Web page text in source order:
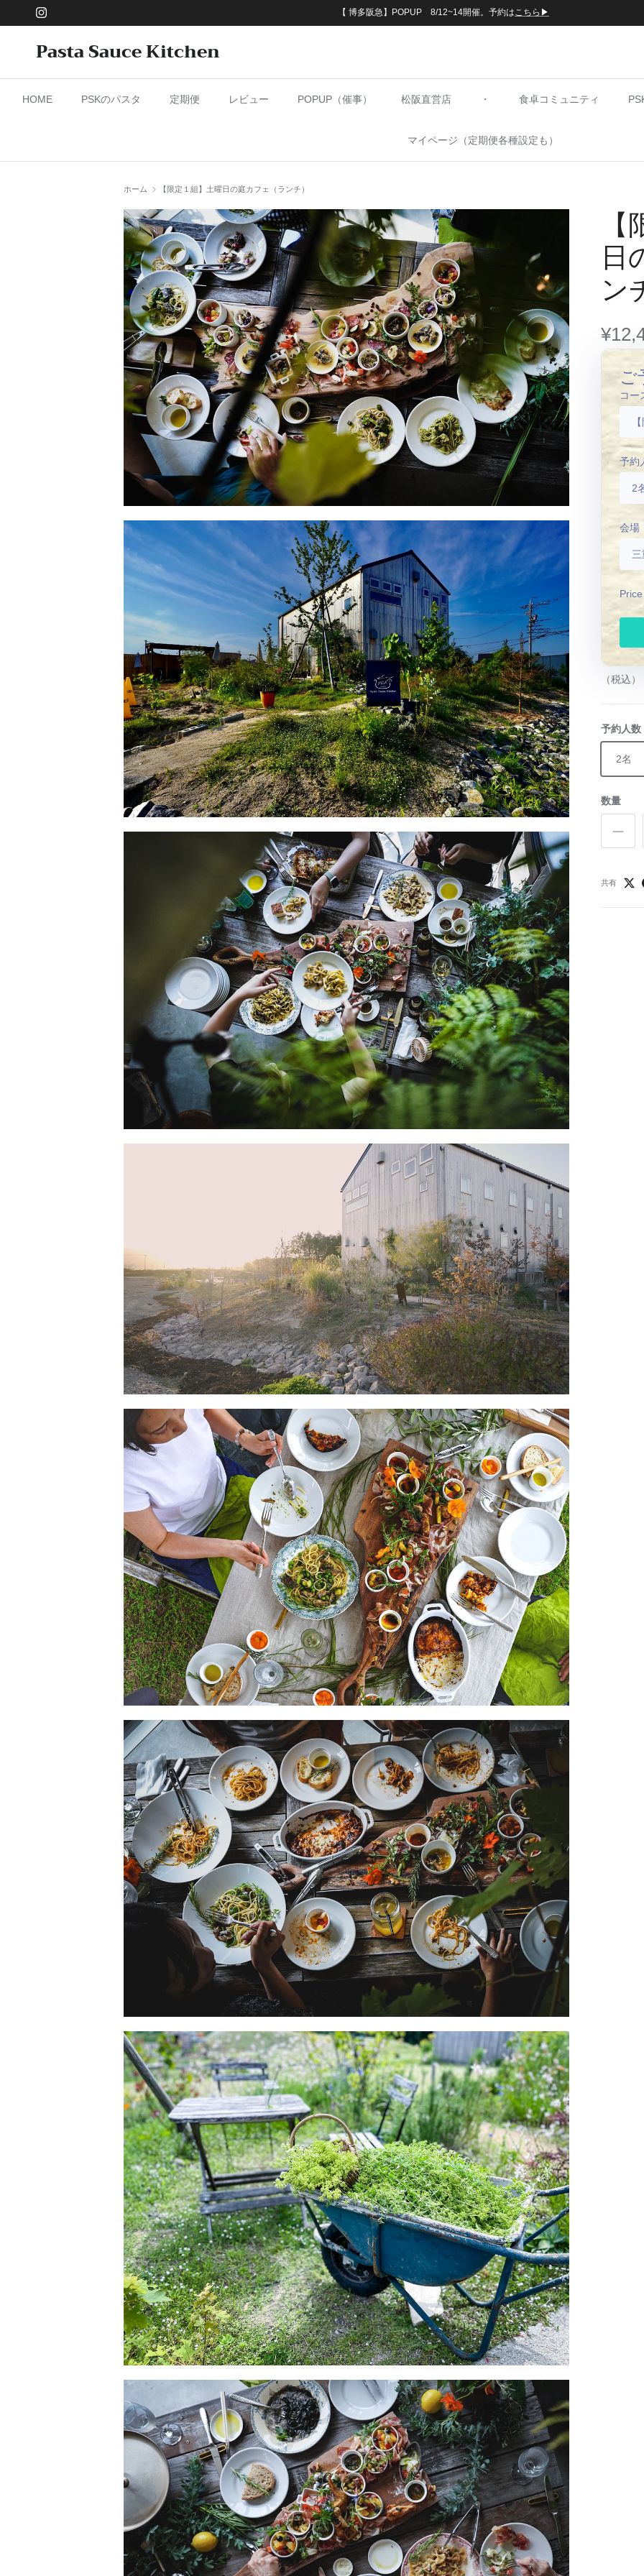
コンテンツへスキップ
Instagram 【 博多阪急】POPUP 8/12~14開催。予約はこちら▶︎
Pasta Sauce Kitchen
HOME PSKのパスタ 定期便 レビュー POPUP（催事） 松阪直営店 ・ 食卓コミュニティ
マイページ（定期便各種設定も）
ホーム 【限定１組】土曜日の庭カフェ（ランチ）
日
ン
ご
コー
予約
2
会場
Price
（税込
予約人数
2名
数量
共有